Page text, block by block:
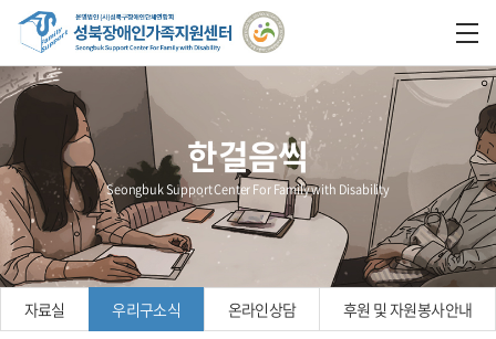
한걸음씩
Seongbuk Support Center For Family with Disability
자료실 우리구소식 온라인상담 후원 및 자원봉사안내